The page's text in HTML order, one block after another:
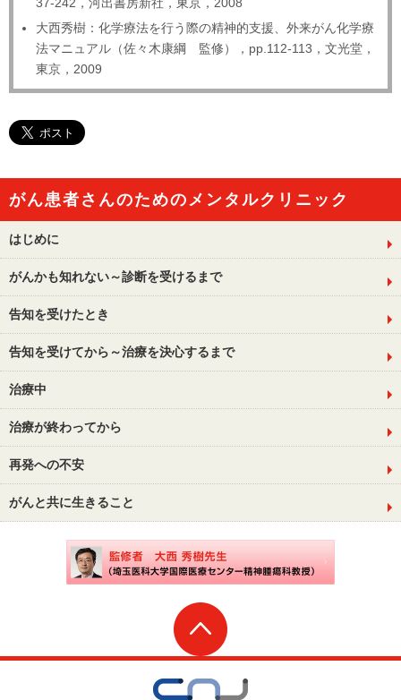
大西秀樹：化学療法を行う際の精神的支援、外来がん化学療
法マニュアル（佐々木康綱 監修），pp.112-113，文光堂，
東京，2009
がん患者さんのためのメンタルクリニック
はじめに
がんかも知れない～診断を受けるまで
告知を受けたとき
告知を受けてから～治療を決心するまで
治療中
治療が終わってから
再発への不安
がんと共に生きること